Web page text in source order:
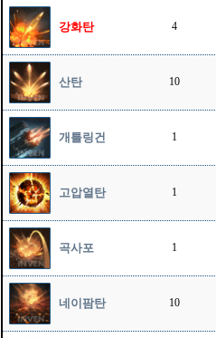
강화탄 4
산탄 10
개틀링건 1
고압열탄 1
곡사포 1
네이팜탄 10